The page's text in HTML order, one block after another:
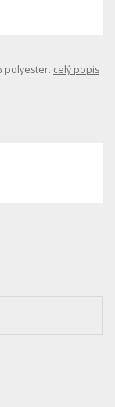
polyester. celý popis